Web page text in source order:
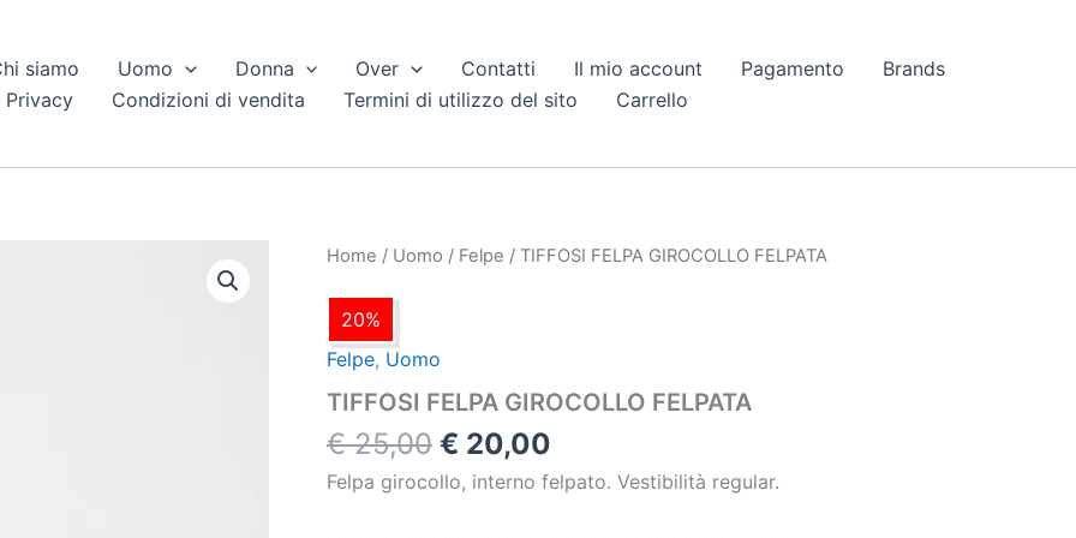
siamo Uomo Donna Over Contatti Il mio account Pagamento
Brands
Privacy
Condizioni di vendita Termini di utilizzo del sito Carrello
Home / Uomo / Felpe / TIFFOSI FELPA GIROCOLLO FELPATA
20%
Felpe, Uomo
TIFFOSI FELPA GIROCOLLO FELPATA
€25,00
Il
€ 20,00
Il
Felpa girocollo, interno felpato. Vestibilità regular.
TIFFOSI
GIROCOLLO
FELPATA
quantità